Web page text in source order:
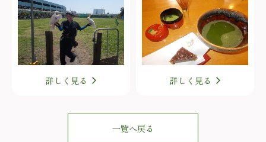
詳しく見る 詳しく見る
一覧へ戻る